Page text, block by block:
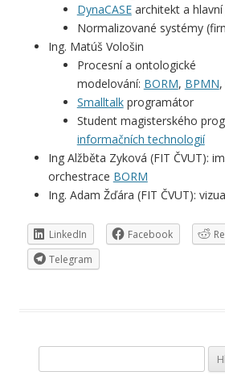
DynaCASEarchitekt a
Normalizované systémy
Ing. Matúš Vološin
Procesní a ontologické
modelování: BORM, BPMN,
Smalltalkprogramátor
Student magisterského
informačních technologií
Ing Alžběta Zyková (FIT ČVUT):
orchestrace BORM
Ing. Adam Žďára (FIT ČVUT):
LinkedIn Facebook
Telegram